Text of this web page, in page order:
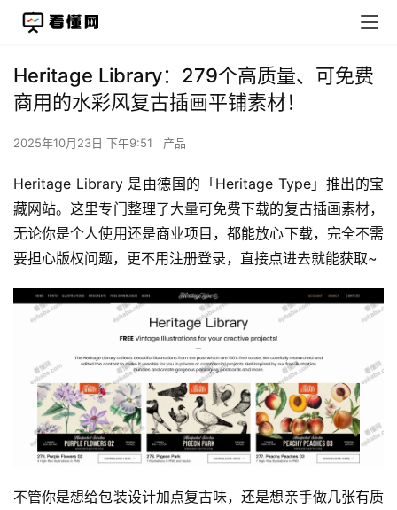
Heritage Library：279个高质量、可免费
商用的水彩风复古插画平铺素材！
2025年10月23日 下午9:51 产品
Heritage Library 是由德国的「Heritage Type」推出的宝
藏网站。这里专门整理了大量可免费下载的复古插画素材，
无论你是个人使用还是商业项目，都能放心下载，完全不需
要担心版权问题，更不用注册登录，直接点进去就能获取~
不管你是想给包装设计加点复古味，还是想亲手做几张有质